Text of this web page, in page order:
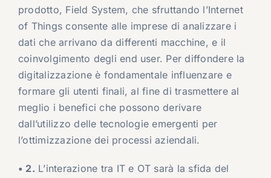
prodotto, Field System, che sfruttando l’Internet
of Things consente alle imprese di analizzare i
dati che arrivano da differenti macchine, e il
coinvolgimento degli end user. Per diffondere la
digitalizzazione è fondamentale influenzare e
formare gli utenti finali, al fine di trasmettere al
meglio i benefici che possono derivare
dall’utilizzo delle tecnologie emergenti per
l’ottimizzazione dei processi aziendali.
• 2. L’interazione tra IT e OT sarà la sfida del